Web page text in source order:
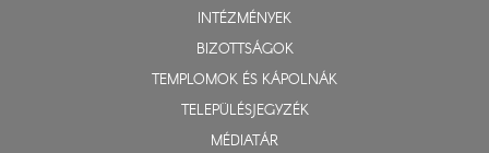
INTÉZMÉNYEK
BIZOTTSÁGOK
TEMPLOMOK ÉS KÁPOLNÁK
TELEPÜLÉSJEGYZÉK
MÉDIATÁR